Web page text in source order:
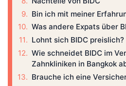
Bin ich mit meiner
Was andere Expats über
Lohnt sich BIDC preislich?
Wie schneidet BIDC im
Zahnkliniken in Bangkok
Brauche ich eine